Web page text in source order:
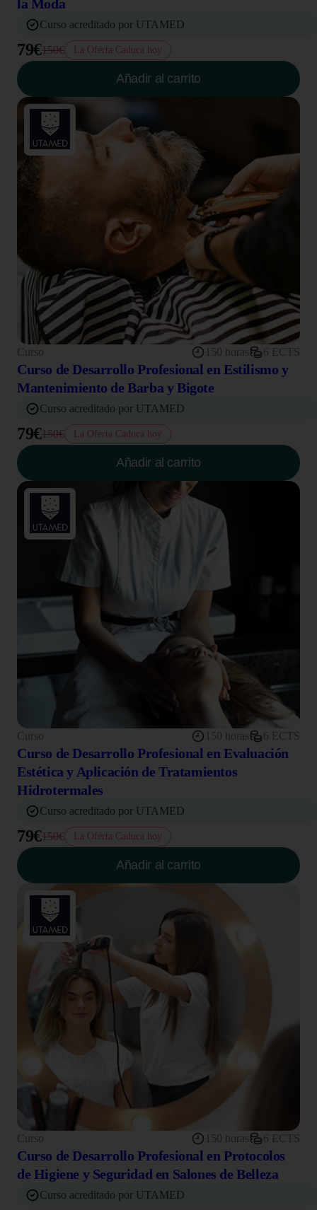
la Moda
Curso acreditado por UTAMED
79€150€ La Oferta Caduca hoy
Añadir al carrito
Curso 150 horas 6 ECTS
Curso de Desarrollo Profesional en Estilismo y
Mantenimiento de Barba y Bigote
Curso acreditado por UTAMED
79€150€ La Oferta Caduca hoy
Añadir al carrito
Curso 150 horas 6 ECTS
Curso de Desarrollo Profesional en Evaluación
Estética y Aplicación de Tratamientos
Hidrotermales
Curso acreditado por UTAMED
79€150€ La Oferta Caduca hoy
Añadir al carrito
Curso 150 horas 6 ECTS
Curso de Desarrollo Profesional en Protocolos
de Higiene y Seguridad en Salones de Belleza
Curso acreditado por UTAMED